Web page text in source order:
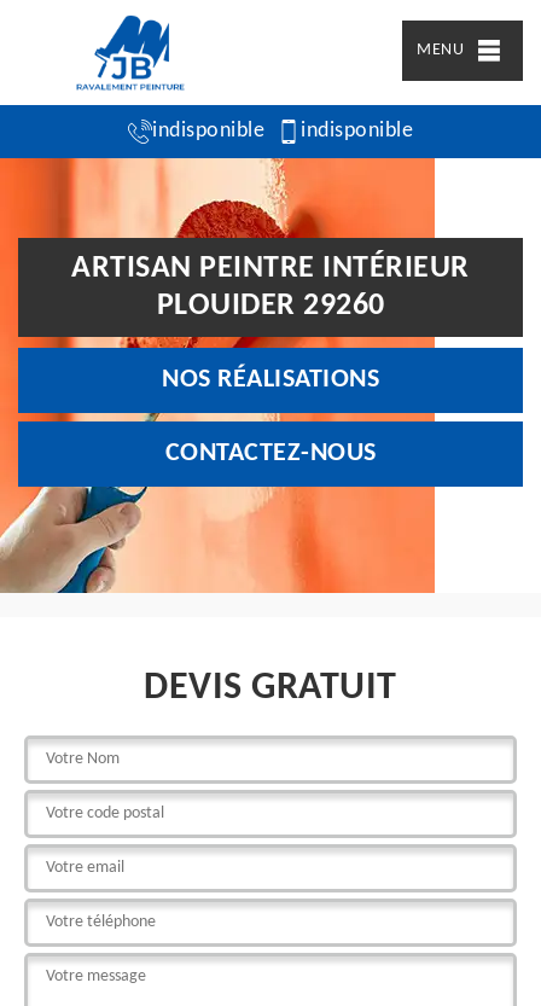
MENU
indisponible indisponible
ARTISAN PEINTRE INTÉRIEUR
PLOUIDER 29260
NOS RÉALISATIONS
CONTACTEZ-NOUS
DEVIS GRATUIT